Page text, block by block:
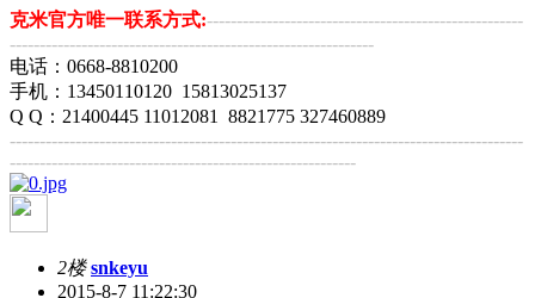
克米官方唯一联系方式:-----------------------------------------------------
-------------------------------------------------------------
电话：0668-8810200
手机：13450110120 15813025137
Q Q：21400445 11012081 8821775 327460889
--------------------------------------------------------------------------------------
----------------------------------------------------------
2楼 snkeyu
2015-8-7 11:22:30